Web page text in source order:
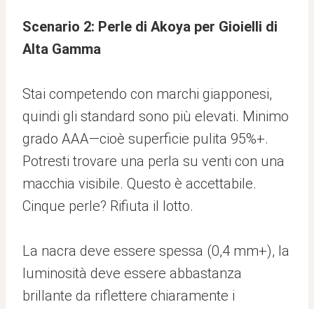
Scenario 2: Perle di Akoya per Gioielli di
Alta Gamma
Stai competendo con marchi giapponesi,
quindi gli standard sono più elevati. Minimo
grado AAA—cioè superficie pulita 95%+.
Potresti trovare una perla su venti con una
macchia visibile. Questo è accettabile.
Cinque perle? Rifiuta il lotto.
La nacra deve essere spessa (0,4 mm+), la
luminosità deve essere abbastanza
brillante da riflettere chiaramente i